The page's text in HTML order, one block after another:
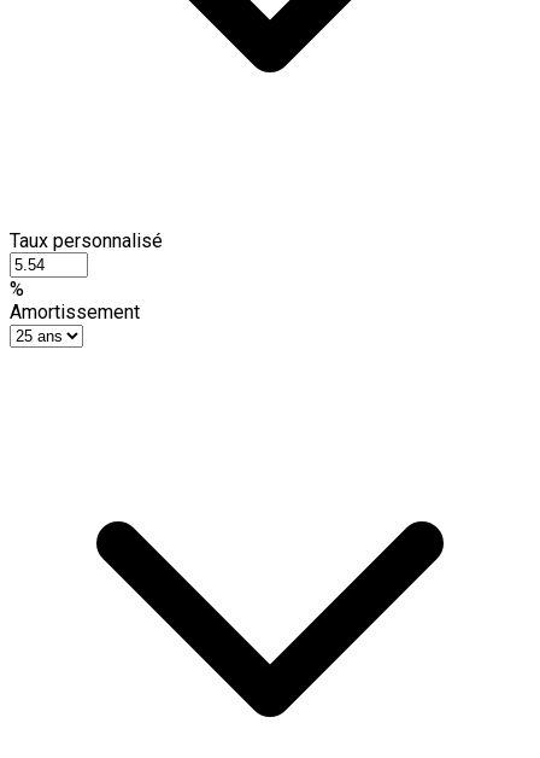
Taux personnalisé
%
Amortissement